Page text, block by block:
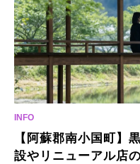
【阿蘇郡南小国町】
設やリニューアル店